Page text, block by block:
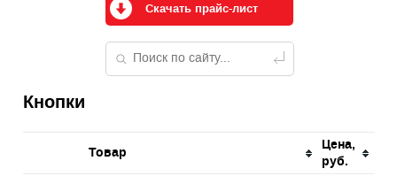
Скачать прайс-лист
Кнопки
Товар
Цена,
руб.